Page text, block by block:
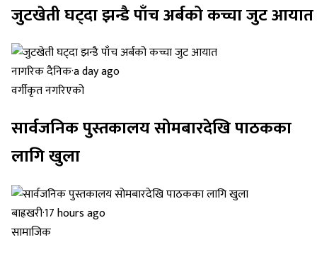
जुटखेती घट्दा झन्डै पाँच अर्बको कच्चा जुट आयात
नागरिक दैनिक·a day ago
वर्गीकृत नगरिएको
सार्वजनिक पुस्तकालय सोमबारदेखि पाठकका
लागि खुला
बाह्रखरी·17 hours ago
सामाजिक